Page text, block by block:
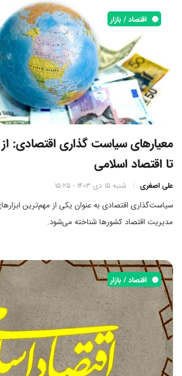
اقتصاد / بازار
معیارهای سیاست گذاری اقتصادی:
تا اقتصاد اسلامی
علی اصغری شنبه 15 دی 1403 - 15:25
سیاست‌گذاری اقتصادی به عنوان یکی از مهم‌ترین
مدیریت اقتصاد کشورها شناخته می‌شود.
اقتصاد / بازار